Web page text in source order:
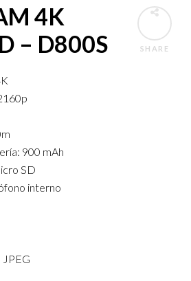
SHARE
4K
– D800S
900 mAh
SD
interno
JPEG